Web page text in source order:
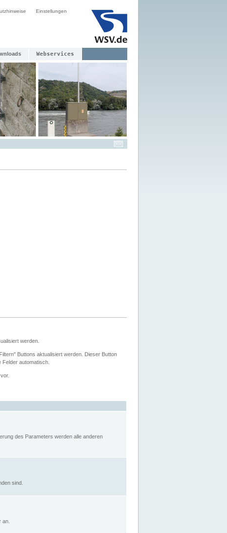
Einstellungen
Webservices
werden.
Buttons aktualisiert werden. Dieser Button
automatisch.
des Parameters werden alle anderen
sind.
an.